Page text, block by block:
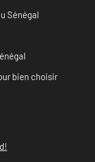
Sénégal
bien choisir